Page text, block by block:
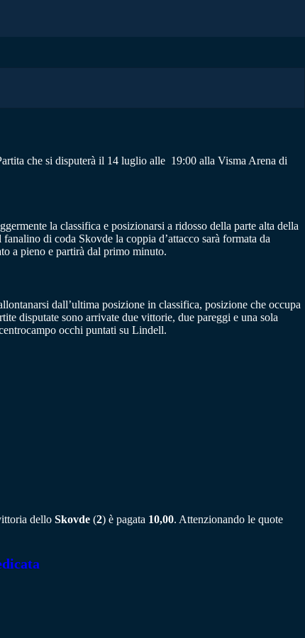
che si disputerà il 14 luglio alle 19:00 alla Visma Arena di
la classifica e posizionarsi a ridosso della parte alta della
di coda Skovde la coppia d’attacco sarà formata da
a pieno e partirà dal primo minuto.
dall’ultima posizione in classifica, posizione che occupa
disputate sono arrivate due vittorie, due pareggi e una sola
occhi puntati su Lindell.
dello Skovde (2) è pagata 10,00. Attenzionando le quote